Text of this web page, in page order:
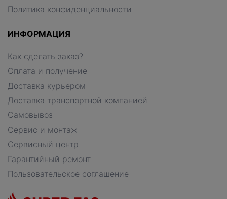
Политика конфиденциальности
ИНФОРМАЦИЯ
Как сделать заказ?
Оплата и получение
Доставка курьером
Доставка транспортной компанией
Самовывоз
Сервис и монтаж
Сервисный центр
Гарантийный ремонт
Пользовательское соглашение